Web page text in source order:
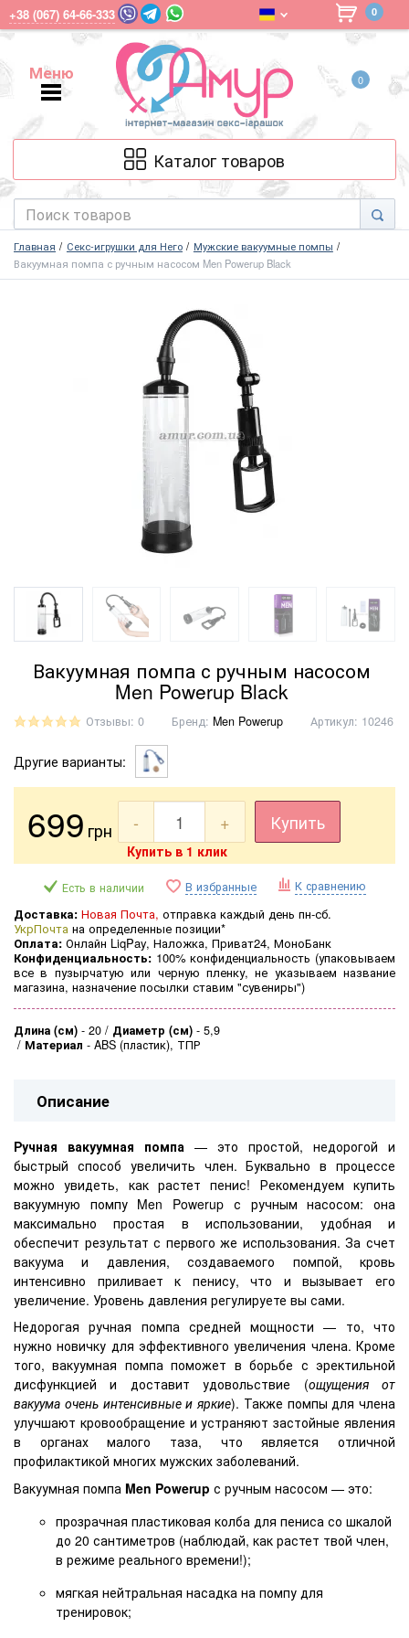
+38 (067) 64-66-333 0
Меню
Меню
0
Каталог товаров
Главная Секс-игрушки для Него
Мужские вакуумные помпы
Вакуумная помпа с ручным насосом Men Powerup Black
Вакуумная помпа с ручным насосом
Men Powerup Black
Отзывы: 0 Бренд: Men Powerup Артикул: 10246
Другие варианты:
699 грн - + Купить
Купить в 1 клик
Есть в наличии В избранные К сравнению
Доставка: Новая Почта, отправка каждый день пн-сб.
УкрПочта на определенные позиции*
Оплата: Онлайн LiqPay, Наложка, Приват24, МоноБанк
Конфиденциальность: 100% конфиденциальность (упаковываем
все в пузырчатую или черную пленку, не указываем название
магазина, назначение посылки ставим "сувениры")
Длина (см) - 20 Диаметр (см) - 5,9
Материал - ABS (пластик), ТПР
Описание
Ручная вакуумная помпа — это простой, недорогой и
быстрый способ увеличить член. Буквально в процессе
можно увидеть, как растет пенис! Рекомендуем купить
вакуумную помпу Men Powerup с ручным насосом: она
максимально простая в использовании, удобная и
обеспечит результат с первого же использования. За счет
вакуума и давления, создаваемого помпой, кровь
интенсивно приливает к пенису, что и вызывает его
увеличение. Уровень давления регулируете вы сами.
Недорогая ручная помпа средней мощности — то, что
нужно новичку для эффективного увеличения члена. Кроме
того, вакуумная помпа поможет в борьбе с эректильной
дисфункцией и доставит удовольствие (ощущения от
вакуума очень интенсивные и яркие). Также помпы для члена
улучшают кровообращение и устраняют застойные явления
в органах малого таза, что является отличной
профилактикой многих мужских заболеваний.
Вакуумная помпа Men Powerup с ручным насосом — это:
прозрачная пластиковая колба для пениса со шкалой
до 20 сантиметров (наблюдай, как растет твой член,
в режиме реального времени!);
мягкая нейтральная насадка на помпу для
тренировок;